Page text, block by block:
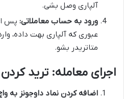
آلپاری وصل بشی.
ورود به حساب معاملاتی: پس
عبوری که آلپاری بهت داده،
متاتریدر بشو.
اجرای معامله: ترید کردن
اضافه کردن نماد داوجونز به